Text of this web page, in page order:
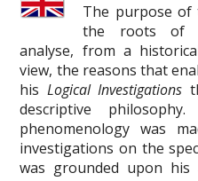
The purpose of
the roots of
analyse, from a
view, the reasons that
his Logical Investigations
descriptive
phenomenology was
investigations on the
was grounded upon